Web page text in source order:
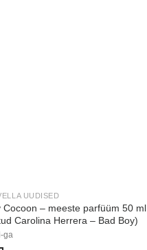
UUDISED
Cocoon – meeste parfüüm 50 ml
Carolina Herrera – Bad Boy)
ga